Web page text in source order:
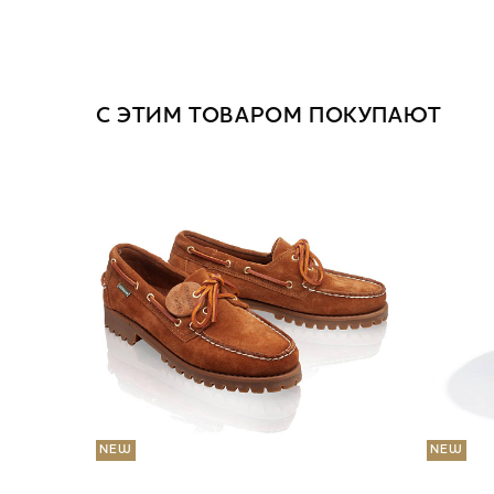
С ЭТИМ ТОВАРОМ ПОКУПАЮТ
NEW NEW